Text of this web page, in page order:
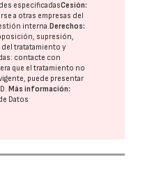
especificadasCesión:
a otras empresas del
interna.Derechos:
supresión,
tratatamiento y
contacte con
que el tratamiento no
puede presentar
.Más información:
Datos